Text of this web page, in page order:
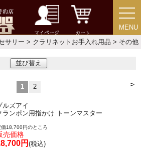
マイページ カート
MENU
MENU
サリー > クラリネットお手入れ用品 > その他
並び替え
>
1 2
ルズアイ
ランポン用指かけ トーンマスター
価18,700円のところ
売価格
円 (税込)